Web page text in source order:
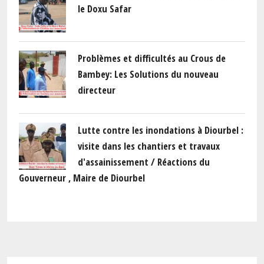
le Doxu Safar
Problèmes et difficultés au Crous de
Bambey: Les Solutions du nouveau
directeur
Lutte contre les inondations à Diourbel :
visite dans les chantiers et travaux
d'assainissement / Réactions du
Gouverneur , Maire de Diourbel